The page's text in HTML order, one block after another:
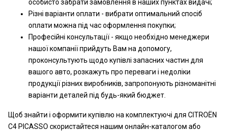
особисто забрати замовлення в наших пунктах видачі;
Різні варіанти оплати - вибрати оптимальний спосіб
оплати можна під час оформлення покупки;
Професійні консультації - якщо необхідно менеджери
нашої компанії прийдуть Вам на допомогу,
проконсультують щодо купівлі запасних частин для
вашого авто, розкажуть про переваги і недоліки
продукції різних виробників, запропонують різноманітні
варіанти деталей під будь-який бюджет.
Щоб знайти і оформити купівлю на комплектуючі для CITROËN
C4 PICASSO скористайтеся нашим онлайн-каталогом або